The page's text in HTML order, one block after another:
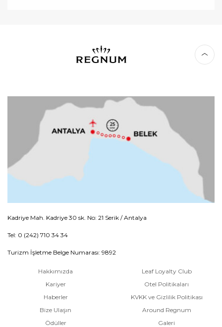
Kadriye Mah. Kadriye 30 sk. No: 21 Serik / Antalya
Tel: 0 (242) 710 34 34
Turizm İşletme Belge Numarası: 9892
Hakkımızda
Kariyer
Haberler
Bize Ulaşın
Ödüller
Leaf Loyalty Club
Otel Politikaları
KVKK ve Gizlilik Politikası
Around Regnum
Galeri